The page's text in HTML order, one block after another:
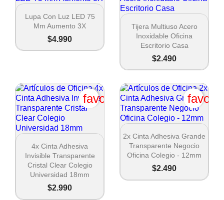
 Vista rápida
Lupa Con Luz LED 75
Mm Aumento 3X
$4.990
 Vista rápida
Tijera Multiuso Acero
Inoxidable Oficina
Escritorio Casa
$2.490
 Vista rápida
4x Cinta Adhesiva
Invisible Transparente
Cristal Clear Colegio
Universidad 18mm
$2.990
favorite_border
 Vista rápida
2x Cinta Adhesiva Grande
Transparente Negocio
Oficina Colegio - 12mm
$2.490